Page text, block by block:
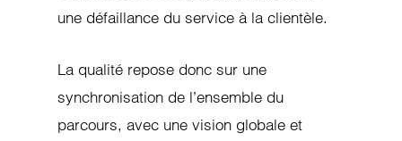
une défaillance du service à la clientèle.
La qualité repose donc sur une
synchronisation de l’ensemble du
parcours, avec une vision globale et